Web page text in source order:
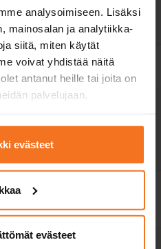
analysoimiseen. Lisäksi
mainosalan ja analytiikka-
siitä, miten käytät
voivat yhdistää näitä
antanut heille tai joita on
palvelujaan.
evästeet
evästeet
kunskap
Dig som har